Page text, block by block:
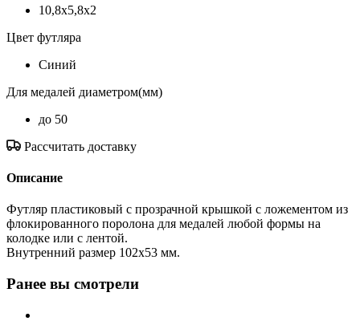
10,8x5,8x2
Цвет футляра
Синий
Для медалей диаметром(мм)
до 50
Рассчитать доставку
Описание
Футляр пластиковый с прозрачной крышкой с ложементом из
флокированного поролона для медалей любой формы на
колодке или с лентой.
Внутренний размер 102х53 мм.
Ранее вы смотрели